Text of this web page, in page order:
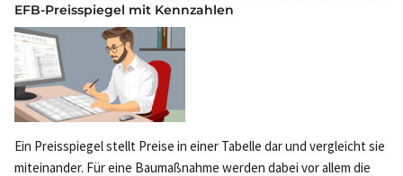
EFB-Preisspiegel mit Kennzahlen
Ein Preisspiegel stellt Preise in einer Tabelle dar und vergleicht sie
miteinander. Für eine Baumaßnahme werden dabei vor allem die